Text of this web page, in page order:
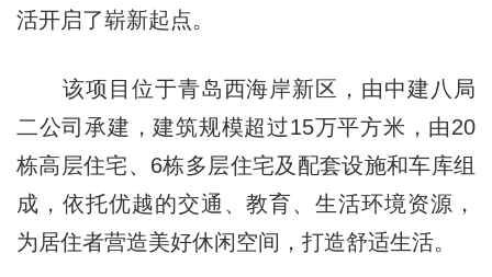
活开启了崭新起点。
该项目位于青岛西海岸新区，由中建八局
二公司承建，建筑规模超过15万平方米，由20
栋高层住宅、6栋多层住宅及配套设施和车库组
成，依托优越的交通、教育、生活环境资源，
为居住者营造美好休闲空间，打造舒适生活。